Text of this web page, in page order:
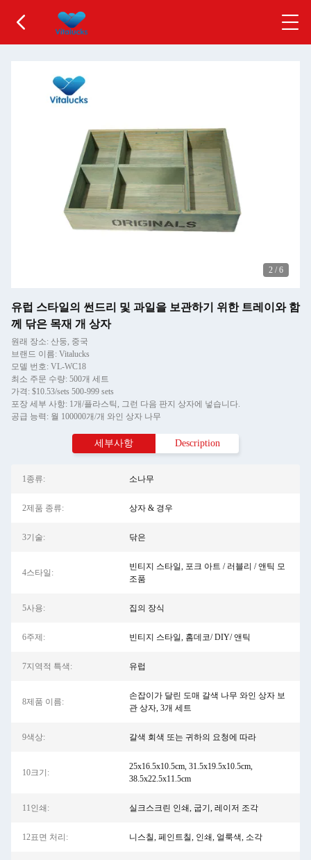
2 / 6
유럽 스타일의 썬드리 및 과일을 보관하기 위한 트레이와 함
께 닦은 목재 개 상자
원래 장소: 산둥, 중국
브랜드 이름: Vitalucks
모델 번호: VL-WC18
최소 주문 수량: 500개 세트
가격: $10.53/sets 500-999 sets
포장 세부 사항: 1개/플라스틱, 그런 다음 판지 상자에 넣습니다.
공급 능력: 월 100000개/개 와인 상자 나무
세부사항 Description
1종류: 소나무
2제품 종류: 상자 & 경우
3기술: 닦은
4스타일:
빈티지 스타일, 포크 아트 / 러블리 / 앤틱 모
조품
5사용: 집의 장식
6주제: 빈티지 스타일, 홈데코/ DIY/ 앤틱
7지역적 특색: 유럽
8제품 이름:
손잡이가 달린 도매 갈색 나무 와인 상자 보
관 상자, 3개 세트
9색상: 갈색 회색 또는 귀하의 요청에 따라
10크기:
25x16.5x10.5cm, 31.5x19.5x10.5cm,
38.5x22.5x11.5cm
11인쇄: 실크스크린 인쇄, 굽기, 레이저 조각
12표면 처리: 니스칠, 페인트칠, 인쇄, 얼룩색, 소각